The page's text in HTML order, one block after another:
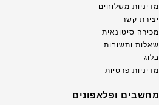
מדיניות משלוחים
יצירת קשר
מכירה סיטונאית
שאלות ותשובות
בלוג
מדיניות פרטיות
מחשבים ופלאפונים